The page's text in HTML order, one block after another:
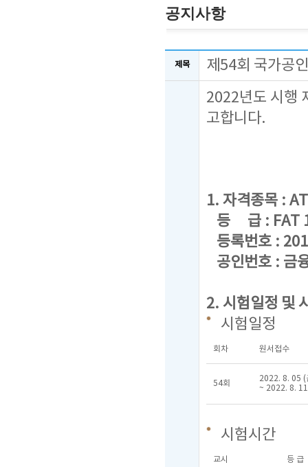
공지사항
제목 제54회 국가공
2022년도 시행
고합니다.
1. 자격종목 :
등 급 : FAT 1
등록번호 :
공인번호 : 금
2. 시험일정 및
시험일정
회차 원서접수
54회
2022. 8. 05 (
~ 2022. 8.
시험시간
교시 등 급